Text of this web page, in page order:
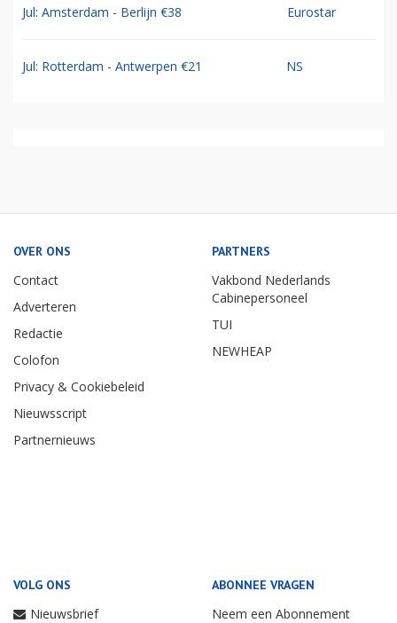
Jul: Amsterdam - Berlijn €38 Eurostar
Jul: Rotterdam - Antwerpen €21 NS
OVER ONS
Contact
Adverteren
Redactie
Colofon
Privacy & Cookiebeleid
Nieuwsscript
Partnernieuws
PARTNERS
Vakbond Nederlands
Cabinepersoneel
TUI
NEWHEAP
VOLG ONS
Nieuwsbrief
ABONNEE VRAGEN
Neem een Abonnement